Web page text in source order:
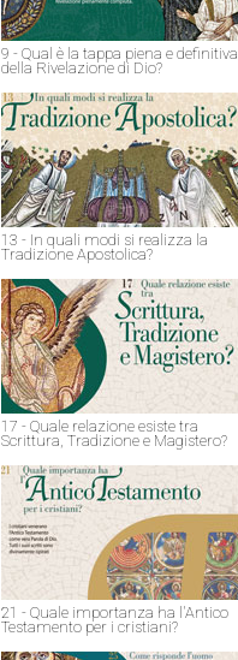
9 - Qual è la tappa piena e definitiva
della Rivelazione di Dio?
13 - In quali modi si realizza la
Tradizione Apostolica?
17 - Quale relazione esiste tra
Scrittura, Tradizione e Magistero?
21 - Quale importanza ha l'Antico
Testamento per i cristiani?